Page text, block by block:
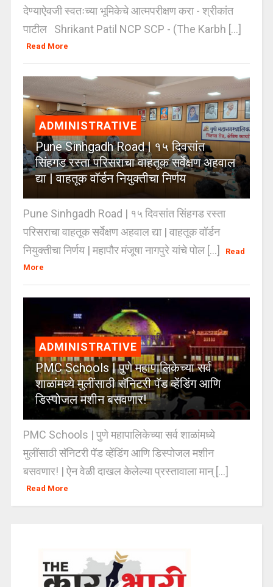
देण्याऐवजी स्वतःच्या भूमिकेचे आत्मपरीक्षण करा - श्रीकांत
पाटील Shrikant Patil NCP SCP - (The Karbh [...]
Read More
ADMINISTRATIVE
Pune Sinhgadh Road | १५ दिवसांत
सिंहगड रस्ता परिसराचा वाहतूक सर्वेक्षण अहवाल
द्या | वाहतूक वॉर्डन नियुक्तीचा निर्णय
Pune Sinhgadh Road | १५ दिवसांत सिंहगड रस्ता
परिसराचा वाहतूक सर्वेक्षण अहवाल द्या | वाहतूक वॉर्डन
नियुक्तीचा निर्णय | महापौर मंजूषा नागपुरे यांचे पोल [...]
Read
More
ADMINISTRATIVE
PMC Schools | पुणे महापालिकेच्या सर्व
शाळांमध्ये मुलींसाठी सॅनिटरी पॅड व्हेंडिंग आणि
डिस्पोजल मशीन बसवणार!
PMC Schools | पुणे महापालिकेच्या सर्व शाळांमध्ये
मुलींसाठी सॅनिटरी पॅड व्हेंडिंग आणि डिस्पोजल मशीन
बसवणार! | ऐन वेळी दाखल केलेल्या प्रस्तावाला मान् [...]
Read More